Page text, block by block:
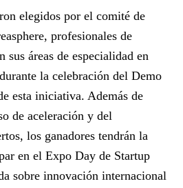
elegidos por el comité de
profesionales de
sus áreas de especialidad en
la celebración del Demo
esta iniciativa. Además de
de aceleración y del
los ganadores tendrán la
en el Expo Day de Startup
sobre innovación internacional